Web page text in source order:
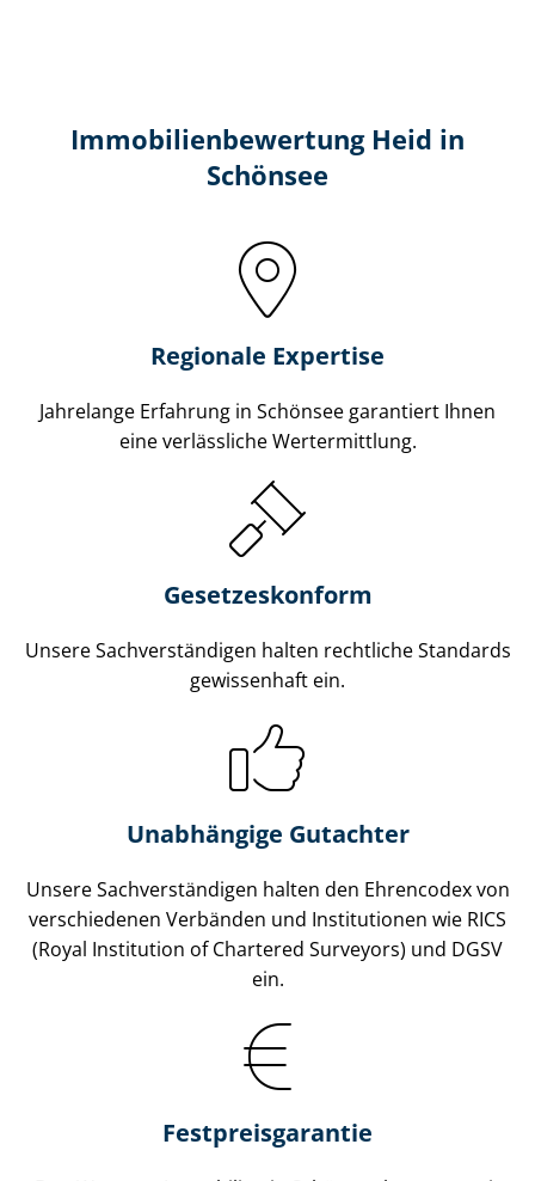
Immobilien­bewertung Heid in
Schönsee
Regionale Expertise
Jahrelange Erfahrung in Schönsee garantiert Ihnen
eine verlässliche Wertermittlung.
Gesetzes­konform
Unsere Sach­ver­stän­di­gen halten rechtliche Standards
gewissenhaft ein.
Unabhängige Gutachter
Unsere Sach­ver­stän­di­gen halten den Ehrencodex von
verschiedenen Verbänden und Institutionen wie RICS
(Royal Institution of Chartered Surveyors) und DGSV
ein.
Festpreis​garantie